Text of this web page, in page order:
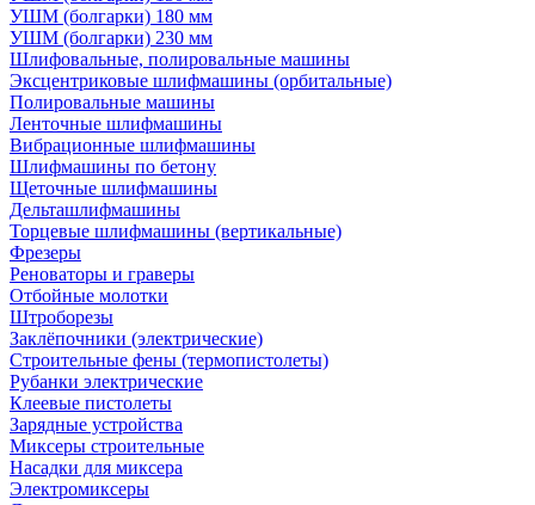
УШМ (болгарки) 180 мм
УШМ (болгарки) 230 мм
Шлифовальные, полировальные машины
Эксцентриковые шлифмашины (орбитальные)
Полировальные машины
Ленточные шлифмашины
Вибрационные шлифмашины
Шлифмашины по бетону
Щеточные шлифмашины
Дельташлифмашины
Торцевые шлифмашины (вертикальные)
Фрезеры
Реноваторы и граверы
Отбойные молотки
Штроборезы
Заклёпочники (электрические)
Строительные фены (термопистолеты)
Рубанки электрические
Клеевые пистолеты
Зарядные устройства
Миксеры строительные
Насадки для миксера
Электромиксеры